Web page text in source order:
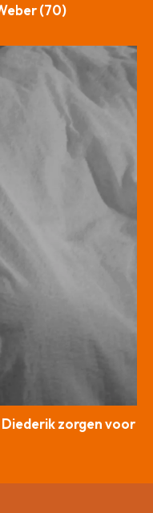
(70)
zorgen voor